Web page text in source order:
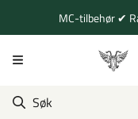
Hopp til innholdMC-tilbehør ✔